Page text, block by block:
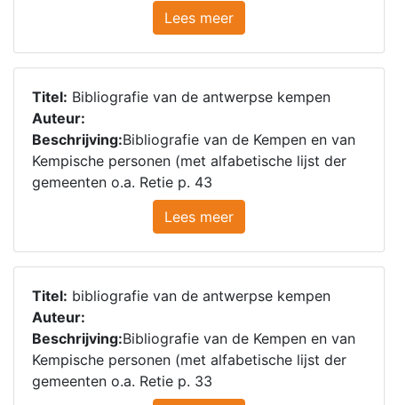
Lees meer
Titel: Bibliografie van de antwerpse kempen
Auteur:
Beschrijving:Bibliografie van de Kempen en van
Kempische personen (met alfabetische lijst der
gemeenten o.a. Retie p. 43
Lees meer
Titel: bibliografie van de antwerpse kempen
Auteur:
Beschrijving:Bibliografie van de Kempen en van
Kempische personen (met alfabetische lijst der
gemeenten o.a. Retie p. 33